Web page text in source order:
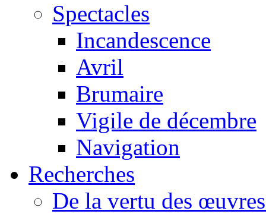
Spectacles
Incandescence
Avril
Brumaire
Vigile de décembre
Navigation
Recherches
De la vertu des